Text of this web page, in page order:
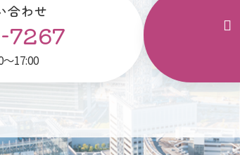
合わせ
7267
17:00